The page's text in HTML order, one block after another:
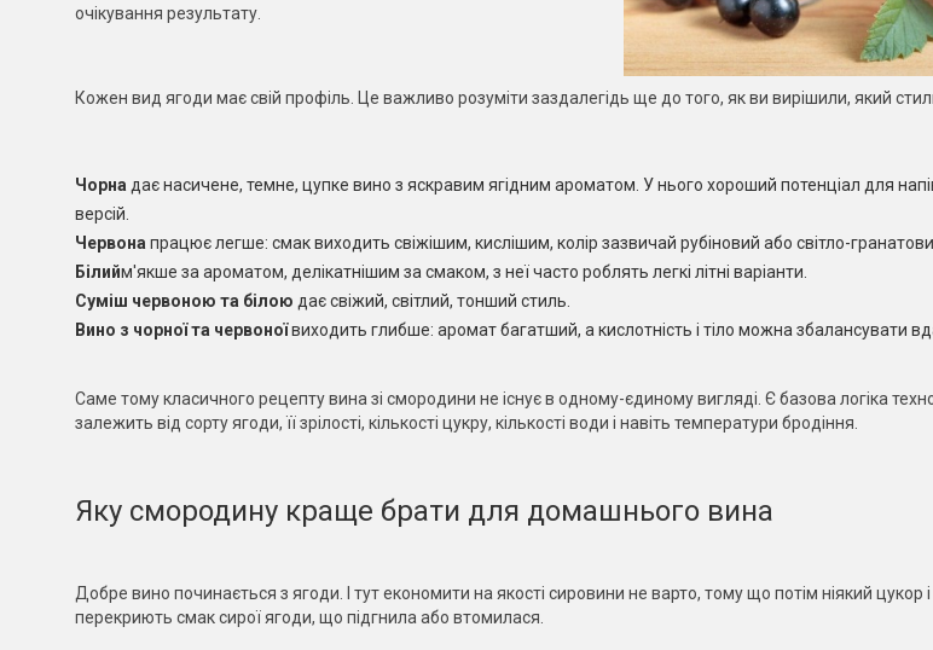
очікування результату.
Кожен вид ягоди має свій профіль. Це важливо розуміти заздалегідь ще до того, як ви вирішили, який
Чорна дає насичене, темне, цупке вино з яскравим ягідним ароматом. У нього хороший потенціал для
версій.
Червона працює легше: смак виходить свіжішим, кислішим, колір зазвичай рубіновий або світло-
Білийм'якше за ароматом, делікатнішим за смаком, з неї часто роблять легкі літні варіанти.
Суміш червоною та білою дає свіжий, світлий, тонший стиль.
Вино з чорної та червоноївиходить глибше: аромат багатший, а кислотність і тіло можна збалансувати
Саме тому класичного рецепту вина зі смородини не існує в одному-єдиному вигляді. Є базова логіка
залежить від сорту ягоди, її зрілості, кількості цукру, кількості води і навіть температури бродіння.
Яку смородину краще брати для домашнього вина
Добре вино починається з ягоди. І тут економити на якості сировини не варто, тому що потім ніякий цукор
перекриють смак сирої ягоди, що підгнила або втомилася.